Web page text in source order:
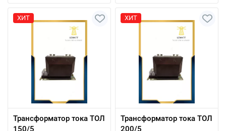
ХИТ
Трансформатор тока ТОЛ
150/5
ХИТ
Трансформатор тока ТОЛ
200/5